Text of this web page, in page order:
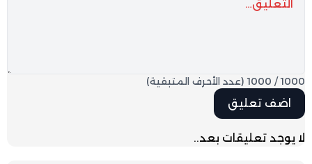
1000
/
1000 (عدد الأحرف المتبقية)
لا يوجد تعليقات بعد..